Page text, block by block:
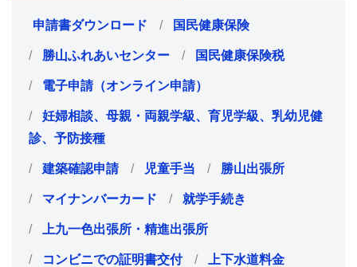
申請書ダウンロード 国民健康保険
勝山ふれあいセンター 国民健康保険税
電子申請（オンライン申請）
妊婦相談、母親・両親学級、育児学級、乳幼児健
診、予防接種
建築確認申請 児童手当 勝山出張所
マイナンバーカード 就学手続き
上九一色出張所・精進出張所
コンビニでの証明書交付 上下水道料金